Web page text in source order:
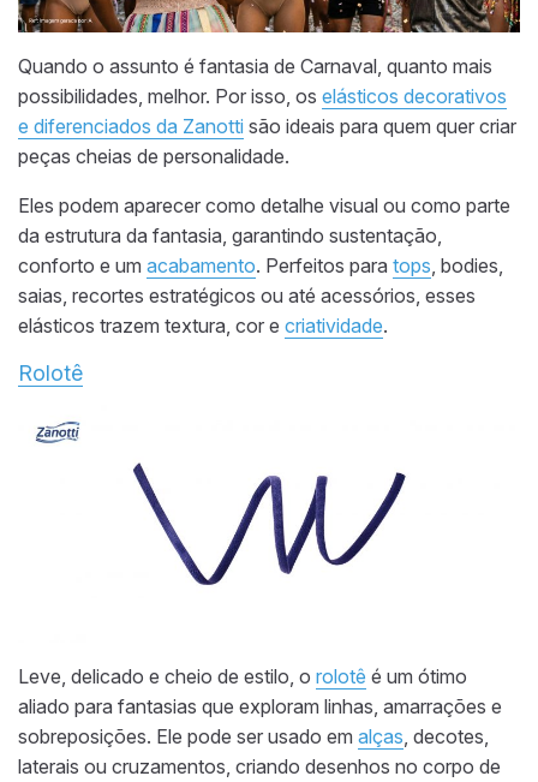
Quando o assunto é fantasia de Carnaval, quanto mais
possibilidades, melhor. Por isso, os elásticos decorativos
e diferenciados da Zanotti são ideais para quem quer criar
peças cheias de personalidade.
Eles podem aparecer como detalhe visual ou como parte
da estrutura da fantasia, garantindo sustentação,
conforto e um acabamento. Perfeitos para tops , bodies,
saias, recortes estratégicos ou até acessórios, esses
elásticos trazem textura, cor e criatividade.
Rolotê
Leve, delicado e cheio de estilo, o rolotê é um ótimo
aliado para fantasias que exploram linhas, amarrações e
sobreposições. Ele pode ser usado em alças , decotes,
laterais ou cruzamentos, criando desenhos no corpo de